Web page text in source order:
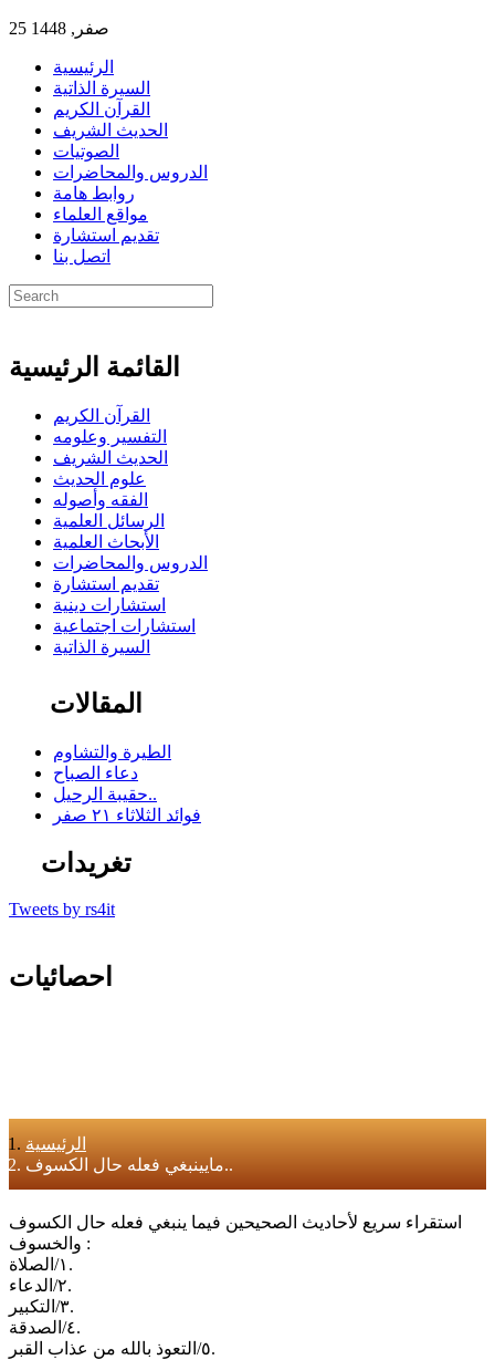
25 صفر, 1448
الرئيسية
السيرة الذاتية
القرآن الكريم
الحديث الشريف
الصوتيات
الدروس والمحاضرات
روابط هامة
مواقع العلماء
تقديم استشارة
اتصل بنا
القائمة الرئيسية
القرآن الكريم
التفسير وعلومه
الحديث الشريف
علوم الحديث
الفقه وأصوله
الرسائل العلمية
الأبحاث العلمية
الدروس والمحاضرات
تقديم استشارة
استشارات دينية
استشارات اجتماعية
السيرة الذاتية
المقالات
الطيرة والتشاوم
دعاء الصباح
حقيبة الرحيل..
فوائد الثلاثاء ٢١ صفر
تغريدات
Tweets by rs4it
احصائيات
الرئيسية
مايينبغي فعله حال الكسوف..
استقراء سريع لأحاديث الصحيحين فيما ينبغي فعله حال الكسوف
والخسوف :
١/الصلاة.
٢/الدعاء.
٣/التكبير.
٤/الصدقة.
٥/التعوذ بالله من عذاب القبر.